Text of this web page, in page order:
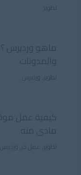
تطوير
ماهو وردبرس
والمدونات
تطوير وردبرس
كيفية عمل
مادى منه
تطوير عمل حر وردبرس